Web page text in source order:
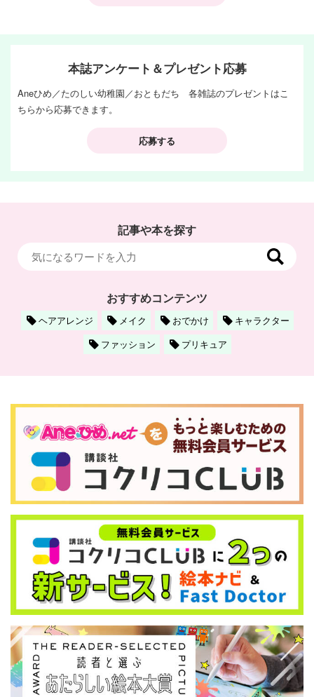
本誌アンケート＆プレゼント応募
Aneひめ／たのしい幼稚園／おともだち 各雑誌のプレゼントはこ
ちらから応募できます。
応募する
記事や本を探す
おすすめコンテンツ
ヘアアレンジ メイク おでかけ
キャラクター
ファッション
プリキュア